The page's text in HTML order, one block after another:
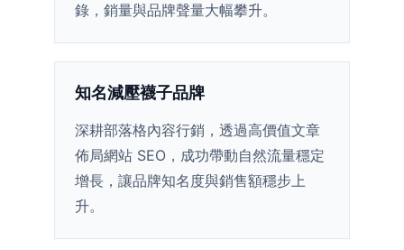
錄，銷量與品牌聲量大幅攀升。
知名減壓襪子品牌
深耕部落格內容行銷，透過高價值文章
佈局網站 SEO，成功帶動自然流量穩定
增長，讓品牌知名度與銷售額穩步上
升。